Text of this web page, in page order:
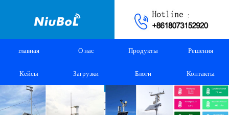
главная О нас Продукты Решения
Кейсы Загрузки Блоги Контакты